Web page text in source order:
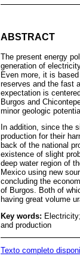
ABSTRACT
The present energy
generation of
Even more, it is
reserves and the fast
expectation is
Burgos and
minor geologic
In addition, since the
production for their
back of the national
existence of slight
deep water region of
Mexico using new
concluding the
of Burgos. Both of
having great volume
Key words:
and production
Texto completo